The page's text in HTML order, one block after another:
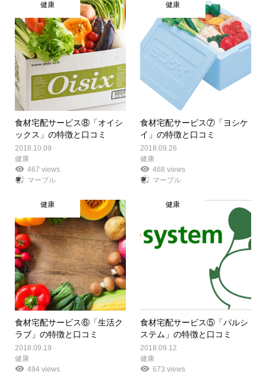
健康
食材宅配サービス⑧「オイシ
ックス」の特徴と口コミ
2018.10.09
健康
467 views
マーブル
健康
食材宅配サービス⑦「ヨシケ
イ」の特徴と口コミ
2018.09.26
健康
468 views
マーブル
健康
食材宅配サービス⑥「生活ク
ラブ」の特徴と口コミ
2018.09.19
健康
494 views
健康
食材宅配サービス⑤「パルシ
ステム」の特徴と口コミ
2018.09.12
健康
673 views